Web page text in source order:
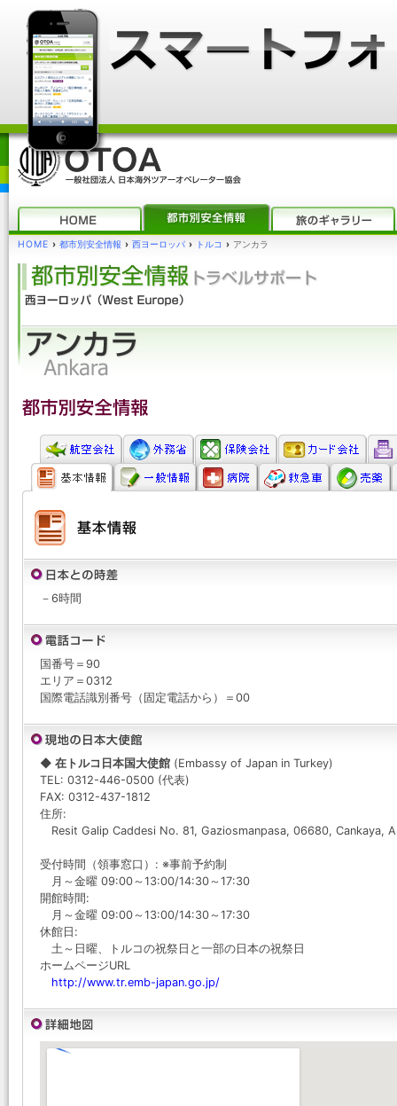
HOME › 都市別安全情報 › 西ヨーロッパ › トルコ › アンカラ
－6時間
国番号＝90
エリア＝0312
国際電話識別番号（固定電話から）＝00
◆ 在トルコ日本国大使館 (Embassy of Japan in Turkey)
TEL: 0312-446-0500 (代表)
FAX: 0312-437-1812
住所:
Resit Galip Caddesi No. 81, Gaziosmanpasa, 06680, Cankaya,
受付時間（領事窓口）: ※事前予約制
月～金曜 09:00～13:00/14:30～17:30
開館時間:
月～金曜 09:00～13:00/14:30～17:30
休館日:
土～日曜、トルコの祝祭日と一部の日本の祝祭日
ホームページURL
http://www.tr.emb-japan.go.jp/